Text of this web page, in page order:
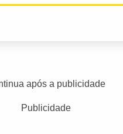
após a publicidade
Publicidade